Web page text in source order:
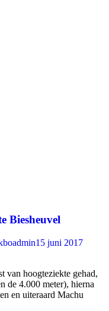
Biesheuvel
15 juni 2017
van hoogteziekte gehad,
de 4.000 meter), hierna
en uiteraard Machu